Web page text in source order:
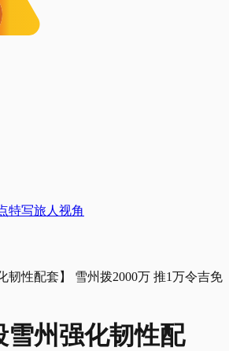
特写旅人视角
雪州强化韧性配